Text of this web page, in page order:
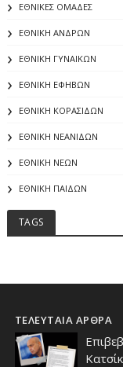
ΕΘΝΙΚΕΣ ΟΜΑΔΕΣ
ΕΘΝΙΚΗ ΑΝΔΡΩΝ
ΕΘΝΙΚΗ ΓΥΝΑΙΚΩΝ
ΕΘΝΙΚΗ ΕΦΗΒΩΝ
ΕΘΝΙΚΗ ΚΟΡΑΣΙΔΩΝ
ΕΘΝΙΚΗ ΝΕΑΝΙΔΩΝ
ΕΘΝΙΚΗ ΝΕΩΝ
ΕΘΝΙΚΗ ΠΑΙΔΩΝ
TAGS
ΤΕΛΕΥΤΑΙΑ ΑΡΘΡΑ